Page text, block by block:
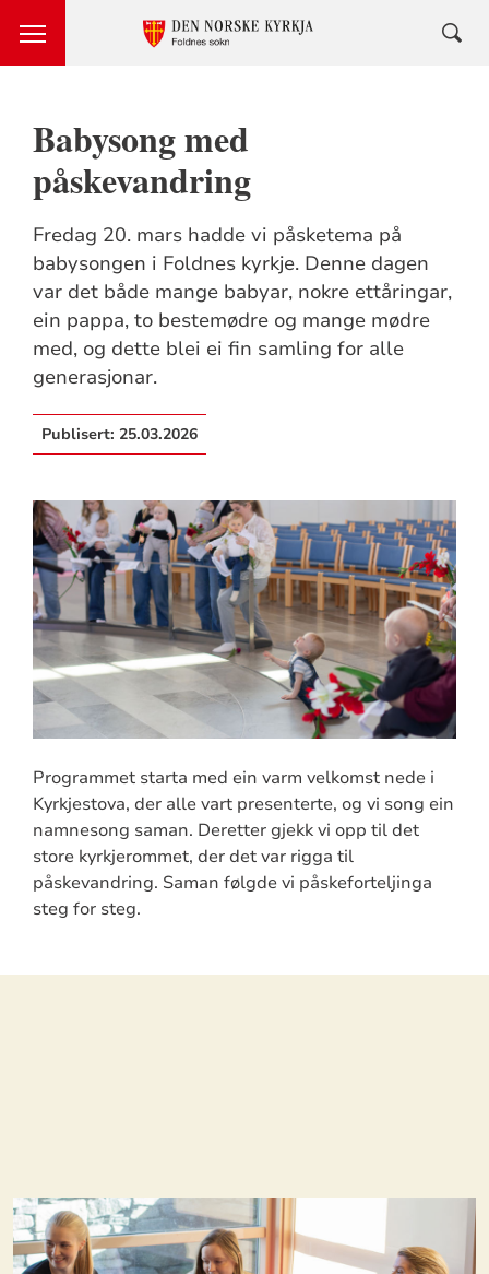
Babysong med
påskevandring
Fredag 20. mars hadde vi påsketema på
babysongen i Foldnes kyrkje. Denne dagen
var det både mange babyar, nokre ettåringar,
ein pappa, to bestemødre og mange mødre
med, og dette blei ei fin samling for alle
generasjonar.
Publisert: 25.03.2026
Programmet starta med ein varm velkomst nede i
Kyrkjestova, der alle vart presenterte, og vi song ein
namnesong saman. Deretter gjekk vi opp til det
store kyrkjerommet, der det var rigga til
påskevandring. Saman følgde vi påskeforteljinga
steg for steg.